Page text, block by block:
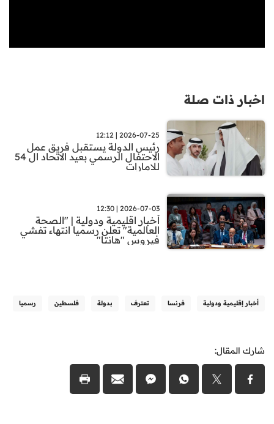
اخبار ذات صلة
2026-07-25 | 12:12
رئيس الدولة يستقبل فريق عمل
الاحتفال الرسمي بعيد الاتحاد ال 54
للامارات
2026-07-03 | 12:30
أخبار اقليمية ودولية | "الصحة
العالمية" تعلن رسميا انتهاء تفشي
فيروس "هانتا"
أخبار إقليمية ودولية فرنسا تعترف بدولة فلسطين رسميا
شارك المقال: